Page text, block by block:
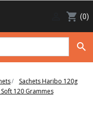
shopping_cart (0)

Sachets Haribo 120g
120 Grammes